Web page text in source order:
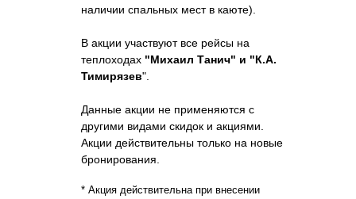
наличии спальных мест в каюте).
В акции участвуют все рейсы на
теплоходах "Михаил Танич" и "К.А.
Тимирязев".
Данные акции не применяются с
другими видами скидок и акциями.
Акции действительны только на новые
бронирования.
* Акция действительна при внесении